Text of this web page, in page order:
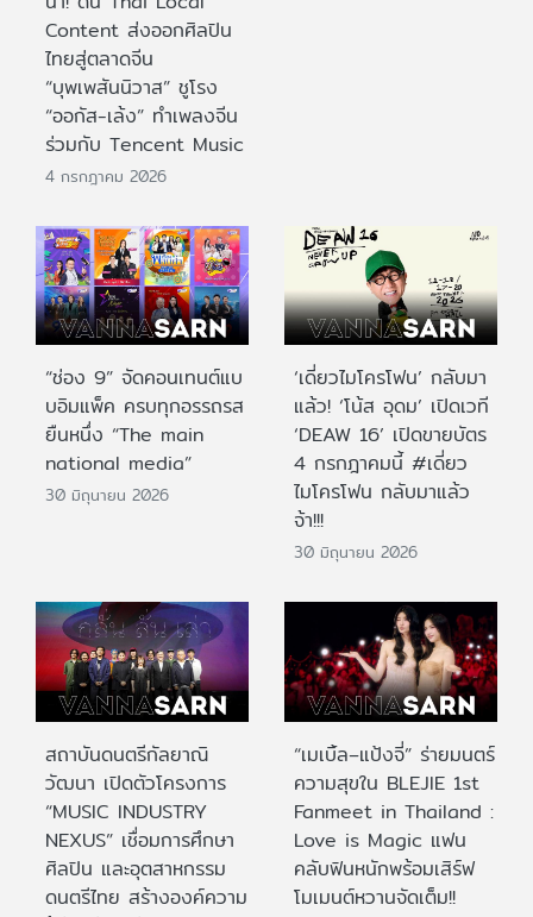
Content ส่งออกศิลปิน
ไทยสู่ตลาดจีน
“บุพเพสันนิวาส” ชูโรง
“ออกัส-เล้ง” ทำเพลงจีน
ร่วมกับ Tencent Music
4 กรกฎาคม 2026
“ช่อง 9” จัดคอนเทนต์แบ
บอิมแพ็ค ครบทุกอรรถรส
ยืนหนึ่ง “The main
national media”
30 มิถุนายน 2026
‘เดี่ยวไมโครโฟน’ กลับมา
แล้ว! ‘โน้ส อุดม’ เปิดเวที
‘DEAW 16’ เปิดขายบัตร
4 กรกฎาคมนี้ #เดี่ยว
ไมโครโฟน กลับมาแล้ว
จ้า!!!
30 มิถุนายน 2026
สถาบันดนตรีกัลยาณิ
วัฒนา เปิดตัวโครงการ
“MUSIC INDUSTRY
NEXUS” เชื่อมการศึกษา
ศิลปิน และอุตสาหกรรม
ดนตรีไทย สร้างองค์ความ
“เมเบิ้ล–แป้งจี่” ร่ายมนตร์
ความสุขใน BLEJIE 1st
Fanmeet in Thailand :
Love is Magic แฟน
คลับฟินหนักพร้อมเสิร์ฟ
โมเมนต์หวานจัดเต็ม!!